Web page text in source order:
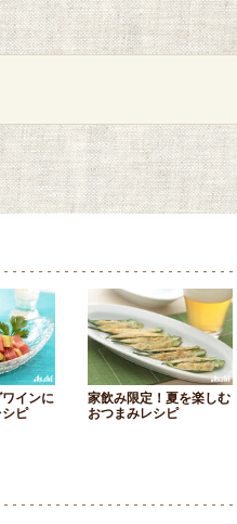
インに
ピ
家飲み限定！夏を楽しむ
おつまみレシピ